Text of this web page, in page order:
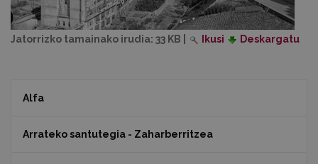
Jatorrizko tamainako irudia: 33 KB Ikusi Deskargatu
Alfa
Arrateko santutegia - Zaharberritzea